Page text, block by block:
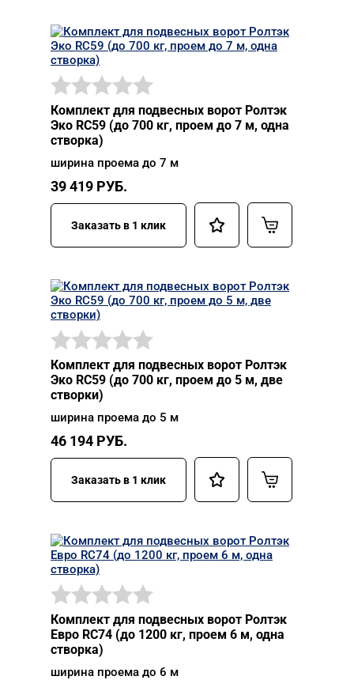
Комплект для подвесных ворот Ролтэк
Эко RC59 (до 700 кг, проем до 7 м, одна
створка)
ширина проема до 7 м
39 419 РУБ.
Заказать в 1 клик
Комплект для подвесных ворот Ролтэк
Эко RC59 (до 700 кг, проем до 5 м, две
створки)
ширина проема до 5 м
46 194 РУБ.
Заказать в 1 клик
Комплект для подвесных ворот Ролтэк
Евро RC74 (до 1200 кг, проем 6 м, одна
створка)
ширина проема до 6 м